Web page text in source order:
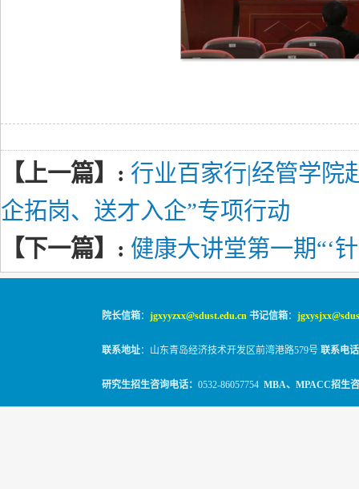
【上一篇】: 行业百家行|经管学院
企拓岗、送才入企”专项行动
【下一篇】: 健康大讲堂第一期“‘
院长信箱： jgxyyzxx@sdust.edu.cn 书记信箱：
联系地址：山东青岛经济技术开发区前湾港路579号 联系电话
研究生招生咨询电话： 0532-86057754 MBA、MPACC招生